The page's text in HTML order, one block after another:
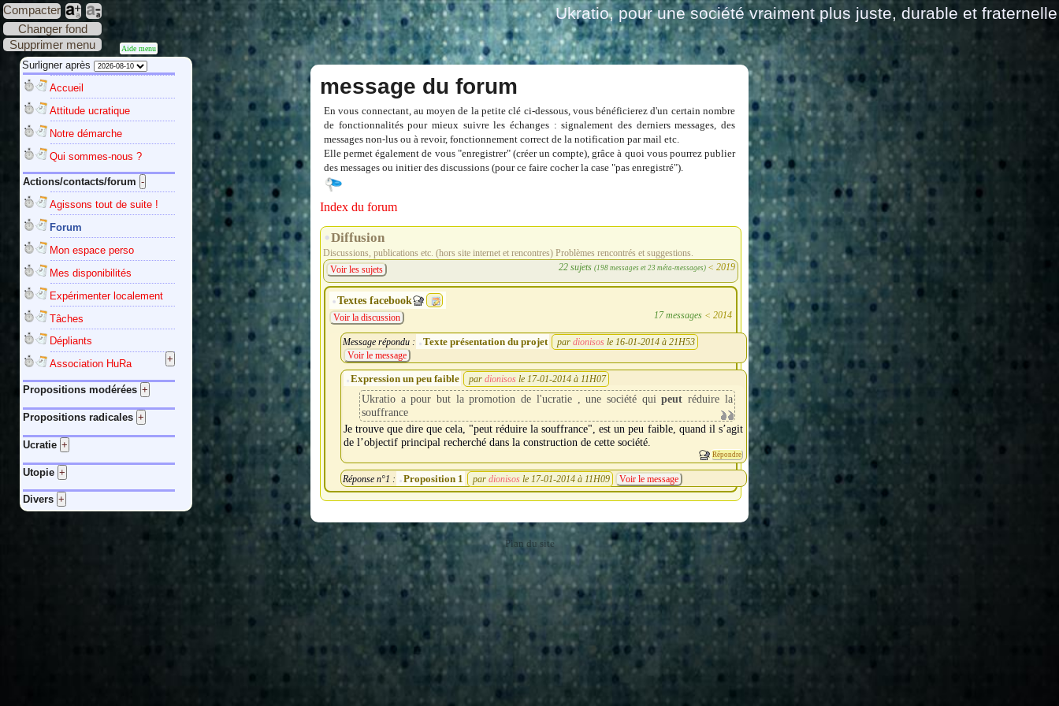
Compacter
Changer fond
Supprimer menu
Ukratio, pour une société vraiment plus juste, durable et fraternelle
Aide menu
Surligner après
Accueil
Attitude ucratique
Notre démarche
Qui sommes-nous ?
Actions/contacts/forum
Agissons tout de suite !
Forum
Mon espace perso
Mes disponibilités
Expérimenter localement
Tâches
Dépliants
Association HuRa
Propositions modérées
Propositions radicales
Ucratie
Utopie
Divers
message du forum
En vous connectant, au moyen de la petite clé ci-dessous, vous bénéficierez d'un certain nombre
de fonctionnalités pour mieux suivre les échanges : signalement des derniers messages, des
messages non-lus ou à revoir, fonctionnement correct de la notification par mail etc.
Elle permet également de vous "enregistrer" (créer un compte), grâce à quoi vous pourrez publier
des messages ou initier des discussions (pour ce faire cocher la case "pas enregistré").
Index du forum
Diffusion
Discussions, publications etc. (hors site internet et rencontres) Problèmes rencontrés et suggestions.
22 sujets (198 messages et 23 méta-messages) < 2019
Voir les sujets
Textes facebook
17 messages< 2014
Voir la discussion
Message répondu : Texte présentation du projet par dionisos le 16-01-2014 à 21H53
Voir le message
Expression un peu faible par dionisos le 17-01-2014 à 11H07
Ukratio a pour but la promotion de l'ucratie , une société quipeut réduire la
souffrance
Je trouve que dire que cela, "peut réduire la souffrance", est un peu faible, quand il s’agit
de l’objectif principal recherché dans la construction de cette société.
Répondre
Réponse n°1 : Proposition 1 par dionisos le 17-01-2014 à 11H09 Voir le message
Plan du site